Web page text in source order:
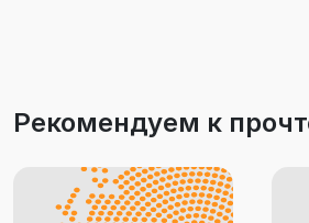
Рекомендуем к